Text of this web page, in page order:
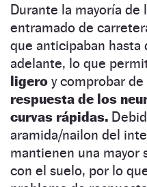
Durante la mayoría de
entramado de
que anticipaban hasta
adelante, lo que
ligero y comprobar
respuesta de los
curvas rápidas.
aramida/nailon del
mantienen una
con el suelo, por lo